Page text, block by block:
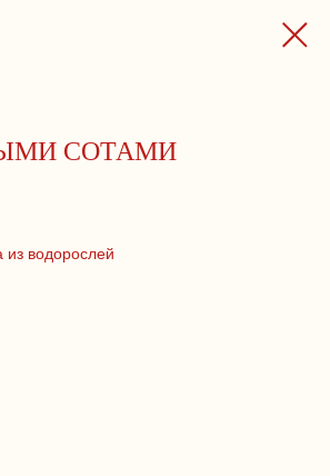
СОТАМИ
водорослей